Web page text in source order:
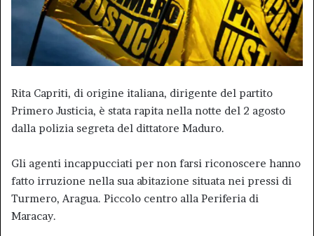
Rita Capriti, di origine italiana, dirigente del partito
Primero Justicia, è stata rapita nella notte del 2 agosto
dalla polizia segreta del dittatore Maduro.
Gli agenti incappucciati per non farsi riconoscere hanno
fatto irruzione nella sua abitazione situata nei pressi di
Turmero, Aragua. Piccolo centro alla Periferia di
Maracay.